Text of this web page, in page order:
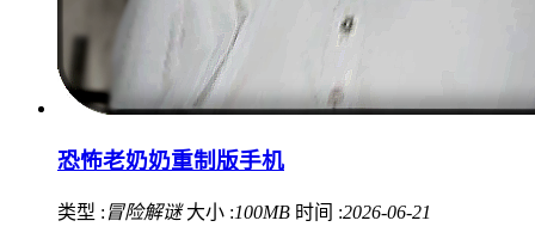
恐怖老奶奶重制版手机
类型 : 冒险解谜 大小 :100MB 时间 :2026-06-21